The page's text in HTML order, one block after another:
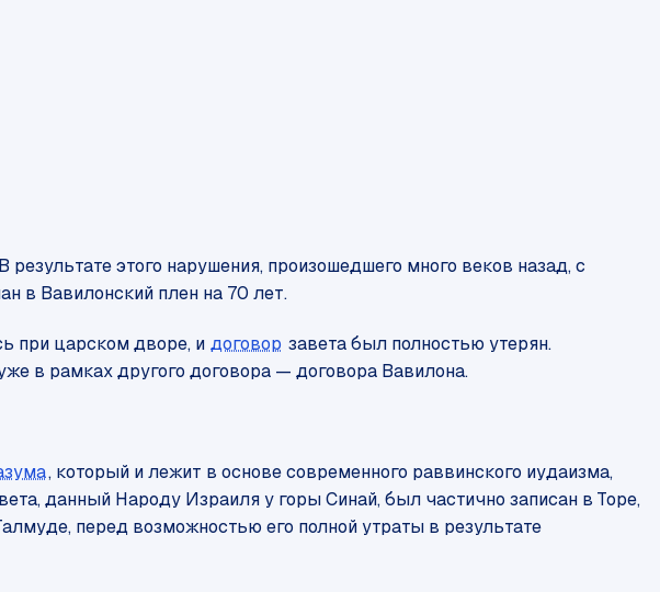
этого нарушения, произошедшего много веков назад, с
в Вавилонский плен на 70 лет.
при царском дворе, и договор завета был полностью утерян.
в рамках другого договора — договора Вавилона.
, который и лежит в основе современного раввинского иудаизма,
данный Народу Израиля у горы Синай, был частично записан в Торе,
перед возможностью его полной утраты в результате